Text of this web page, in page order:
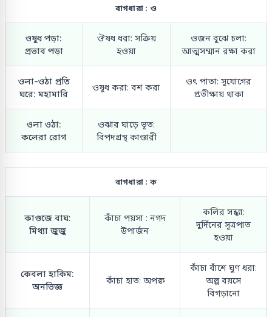
বাগধারা : ও
ওষুধ পড়া:
প্রভাব পড়া
ঔষধ ধরা: সক্রিয়
হওয়া
ওজন বুঝে চলা:
আত্মসম্মান রক্ষা করা
ওলা-ওঠা প্রতি
ঘরে: মহামারি
ওষুধ করা: বশ করা
ওৎ পাতা: সুযোগের
প্রতীক্ষায় থাকা
ওলা ওঠা:
কলেরা রোগ
ওঝার ঘাড়ে ভূত:
বিপদগ্রস্থ কাণ্ডারী
বাগধারা : ক
কাগুজে বাঘ:
মিথ্যা জুজু
কাঁচা পয়সা : নগদ
উপার্জন
কলির সন্ধ্যা:
দুর্দিনের সূত্রপাত
হওয়া
কেবলা হাকিম:
অনভিজ্ঞ
কাঁচা হাত: অপক্ব
কাঁচা বাঁশে ঘুণ ধরা:
অল্প বয়সে
বিগড়ানো